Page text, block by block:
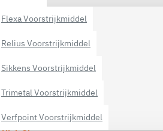
Flexa Voorstrijkmiddel
Relius Voorstrijkmiddel
Sikkens Voorstrijkmiddel
Trimetal Voorstrijkmiddel
Verfpoint Voorstrijkmiddel
Op topmerken
verf!